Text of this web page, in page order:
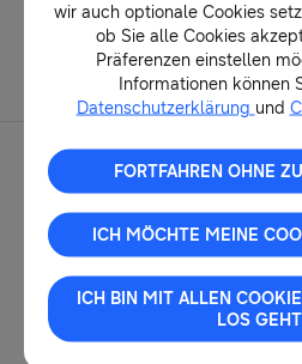
Kontakt
Nutzungsbedingungen
Datenschutz
Cookies
wir auch optionale Cookies
ob Sie alle Cookies
Präferenzen einstellen
Informationen können
Datenschutzerklärung und
FORTFAHREN OHNE
ICH MÖCHTE MEINE
ICH BIN MIT ALLEN
LOS